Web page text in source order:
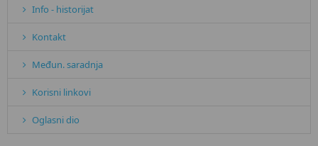
Info - historijat
Kontakt
Međun. saradnja
Korisni linkovi
Oglasni dio